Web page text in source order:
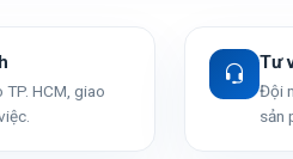
HCM, giao
Tư
Đội
sản